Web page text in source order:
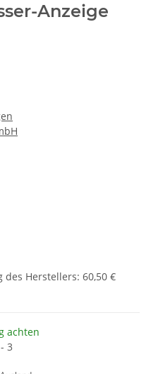
Anzeige
des Herstellers: 60,50 €
achten
3